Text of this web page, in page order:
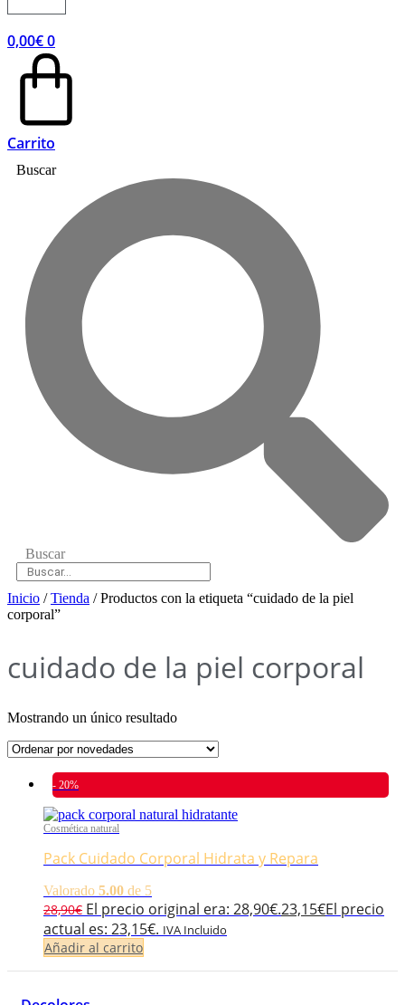
0,00€0
Carrito
Buscar
Buscar
Inicio /Tienda / Productos con la etiqueta “cuidado de la piel
corporal”
cuidado de la piel corporal
Mostrando un único resultado
- 20%
Cosmética natural
Pack Cuidado Corporal Hidrata y Repara
Valorado 5.00 de 5
28,90€ El precio original era: 28,90€.23,15€El precio
actual es: 23,15€. IVA Incluido
Añadir al carrito